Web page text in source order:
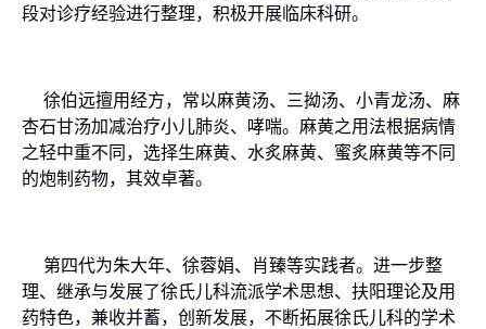
段对诊疗经验进行整理，积极开展临床科研。
徐伯远擅用经方，常以麻黄汤、三拗汤、小青龙汤、麻
杏石甘汤加减治疗小儿肺炎、哮喘。麻黄之用法根据病情
之轻中重不同，选择生麻黄、水炙麻黄、蜜炙麻黄等不同
的炮制药物，其效卓著。
第四代为朱大年、徐蓉娟、肖臻等实践者。进一步整
理、继承与发展了徐氏儿科流派学术思想、扶阳理论及用
药特色，兼收并蓄，创新发展，不断拓展徐氏儿科的学术